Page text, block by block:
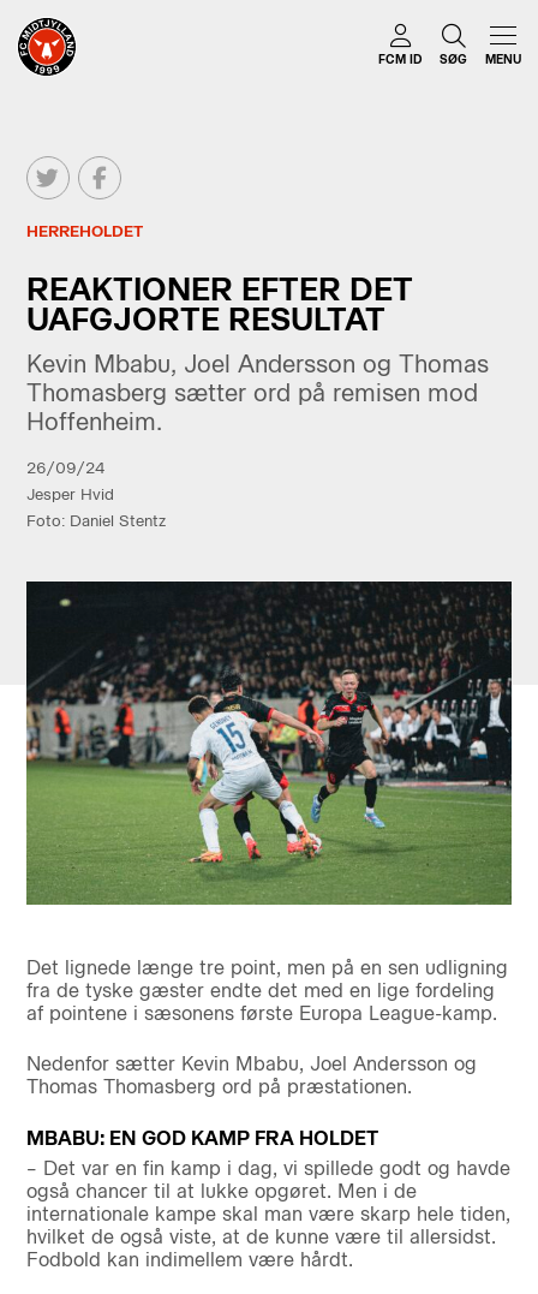
FCM ID SØG MENU
HERREHOLDET
REAKTIONER EFTER DET
UAFGJORTE RESULTAT
Kevin Mbabu, Joel Andersson og Thomas
Thomasberg sætter ord på remisen mod
Hoffenheim.
26/09/24
Jesper Hvid
Foto: Daniel Stentz
Det lignede længe tre point, men på en sen udligning
fra de tyske gæster endte det med en lige fordeling
af pointene i sæsonens første Europa League-kamp.
Nedenfor sætter Kevin Mbabu, Joel Andersson og
Thomas Thomasberg ord på præstationen.
MBABU: EN GOD KAMP FRA HOLDET
– Det var en fin kamp i dag, vi spillede godt og havde
også chancer til at lukke opgøret. Men i de
internationale kampe skal man være skarp hele tiden,
hvilket de også viste, at de kunne være til allersidst.
Fodbold kan indimellem være hårdt.